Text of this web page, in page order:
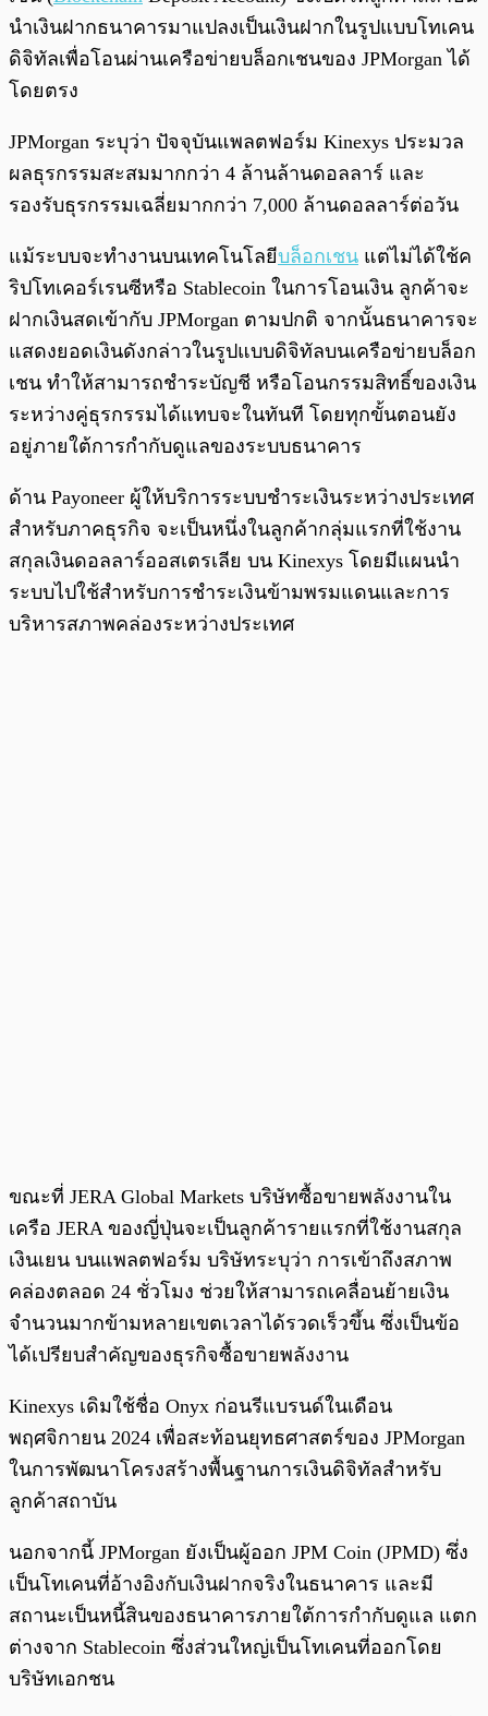
นำเงินฝากธนาคารมาแปลงเป็นเงินฝากในรูปแบบโทเคน
ดิจิทัลเพื่อโอนผ่านเครือข่ายบล็อกเชนของ JPMorgan ได้
โดยตรง
JPMorgan ระบุว่า ปัจจุบันแพลตฟอร์ม Kinexys ประมวล
ผลธุรกรรมสะสมมากกว่า 4 ล้านล้านดอลลาร์ และ
รองรับธุรกรรมเฉลี่ยมากกว่า 7,000 ล้านดอลลาร์ต่อวัน
แม้ระบบจะทำงานบนเทคโนโลยีบล็อกเชน แต่ไม่ได้ใช้ค
ริปโทเคอร์เรนซีหรือ Stablecoin ในการโอนเงิน ลูกค้าจะ
ฝากเงินสดเข้ากับ JPMorgan ตามปกติ จากนั้นธนาคารจะ
แสดงยอดเงินดังกล่าวในรูปแบบดิจิทัลบนเครือข่ายบล็อก
เชน ทำให้สามารถชำระบัญชี หรือโอนกรรมสิทธิ์ของเงิน
ระหว่างคู่ธุรกรรมได้แทบจะในทันที โดยทุกขั้นตอนยัง
อยู่ภายใต้การกำกับดูแลของระบบธนาคาร
ด้าน Payoneer ผู้ให้บริการระบบชำระเงินระหว่างประเทศ
สำหรับภาคธุรกิจ จะเป็นหนึ่งในลูกค้ากลุ่มแรกที่ใช้งาน
สกุลเงินดอลลาร์ออสเตรเลีย บน Kinexys โดยมีแผนนำ
ระบบไปใช้สำหรับการชำระเงินข้ามพรมแดนและการ
บริหารสภาพคล่องระหว่างประเทศ
ขณะที่ JERA Global Markets บริษัทซื้อขายพลังงานใน
เครือ JERA ของญี่ปุ่นจะเป็นลูกค้ารายแรกที่ใช้งานสกุล
เงินเยน บนแพลตฟอร์ม บริษัทระบุว่า การเข้าถึงสภาพ
คล่องตลอด 24 ชั่วโมง ช่วยให้สามารถเคลื่อนย้ายเงิน
จำนวนมากข้ามหลายเขตเวลาได้รวดเร็วขึ้น ซึ่งเป็นข้อ
ได้เปรียบสำคัญของธุรกิจซื้อขายพลังงาน
Kinexys เดิมใช้ชื่อ Onyx ก่อนรีแบรนด์ในเดือน
พฤศจิกายน 2024 เพื่อสะท้อนยุทธศาสตร์ของ JPMorgan
ในการพัฒนาโครงสร้างพื้นฐานการเงินดิจิทัลสำหรับ
ลูกค้าสถาบัน
นอกจากนี้ JPMorgan ยังเป็นผู้ออก JPM Coin (JPMD) ซึ่ง
เป็นโทเคนที่อ้างอิงกับเงินฝากจริงในธนาคาร และมี
สถานะเป็นหนี้สินของธนาคารภายใต้การกำกับดูแล แตก
ต่างจาก Stablecoin ซึ่งส่วนใหญ่เป็นโทเคนที่ออกโดย
บริษัทเอกชน